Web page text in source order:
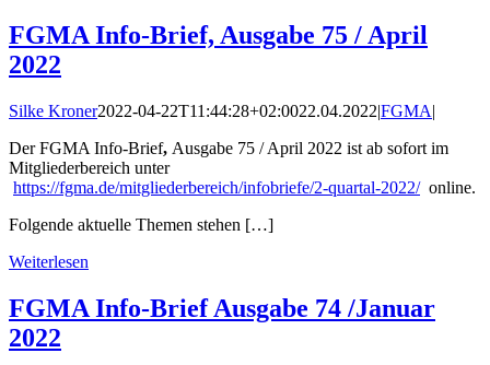
FGMA Info-Brief, Ausgabe 75 / April
2022
Silke Kroner2022-04-22T11:44:28+02:0022.04.2022|FGMA|
Der FGMA Info-Brief, Ausgabe 75 / April 2022 ist ab sofort im
Mitgliederbereich unter
https://fgma.de/mitgliederbereich/infobriefe/2-quartal-2022/online.
Folgende aktuelle Themen stehen […]
Weiterlesen
FGMA Info-Brief Ausgabe 74 /Januar
2022